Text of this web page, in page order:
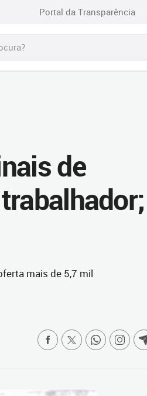
Portal da Transparência
de
mais de 5,7 mil